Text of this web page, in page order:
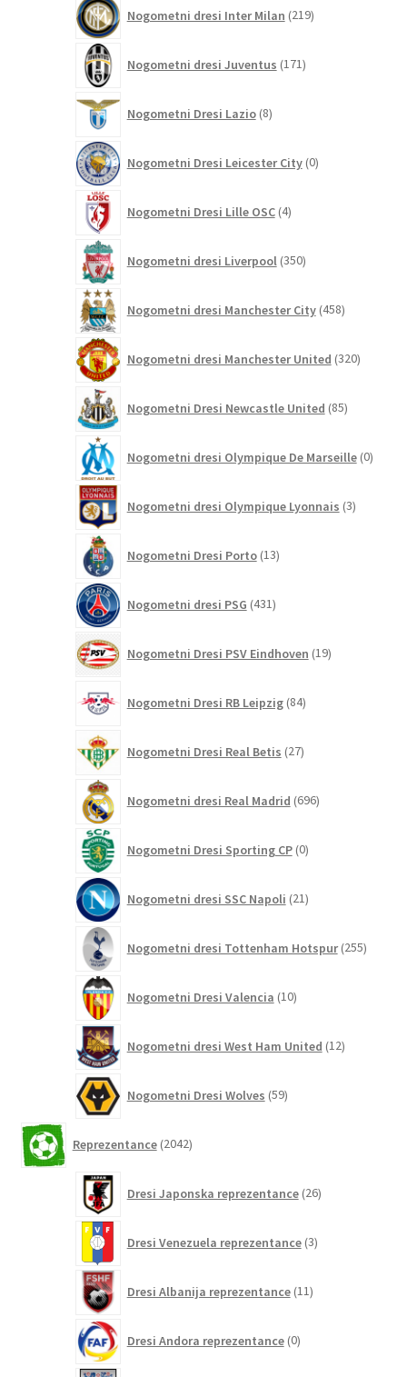
Nogometni dresi Inter Milan 219izdelkov
Nogometni dresi Juventus 171izdelkov
Nogometni Dresi Lazio 8izdelkov
Nogometni Dresi Leicester City 0izdelkov
Nogometni Dresi Lille OSC 4izdelki
Nogometni dresi Liverpool 350izdelkov
Nogometni dresi Manchester City 458izdelkov
Nogometni dresi Manchester United 320izdelkov
Nogometni Dresi Newcastle United 85izdelkov
Nogometni dresi Olympique De Marseille 0
Nogometni dresi Olympique Lyonnais 3izdelki
Nogometni Dresi Porto 13izdelkov
Nogometni dresi PSG 431izdelkov
Nogometni Dresi PSV Eindhoven 19izdelkov
Nogometni Dresi RB Leipzig 84izdelkov
Nogometni Dresi Real Betis 27izdelkov
Nogometni dresi Real Madrid 696izdelkov
Nogometni Dresi Sporting CP 0izdelkov
Nogometni dresi SSC Napoli 21izdelkov
Nogometni dresi Tottenham Hotspur 255
Nogometni Dresi Valencia 10izdelkov
Nogometni dresi West Ham United 12izdelkov
Nogometni Dresi Wolves 59izdelkov
Reprezentance 2042izdelkov
Dresi Japonska reprezentance 26izdelkov
Dresi Venezuela reprezentance 3izdelki
Dresi Albanija reprezentance 11izdelkov
Dresi Andora reprezentance 0izdelkov